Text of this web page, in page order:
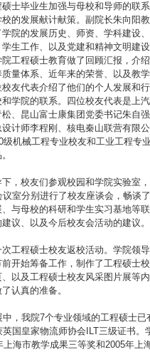
士毕业生加强与母校和导师的联
的发展献计献策。副院长朱向阳
院的发展历史、师资、学科建设
生工作、以及党建和精神文明建
工程硕士教育做了回顾汇报，介
量体系、近年来的荣誉、以及教
友代表介绍了他们的个人发展和行
学院的联系。四位校友代表是上
、昆山富士康集团党委书记朱自
计师李程刚、核电秦山联营有限
机械工程专业校友和工业工程专
，校友们参观校园和学院实验室
室分别进行了校友座谈会，畅谈
与母校的科研和学生实习基地等
议、以及今后校友会活动的建议。
工程硕士校友返校活动。学院领
开始筹备工作，制作了工程硕士
以及工程硕士校友风采图片展等
认真的准备。
，我院7个专业领域的工程硕士已
国皇家物流师协会ILT三级证书。
上海市教学成果三等奖和2005年上